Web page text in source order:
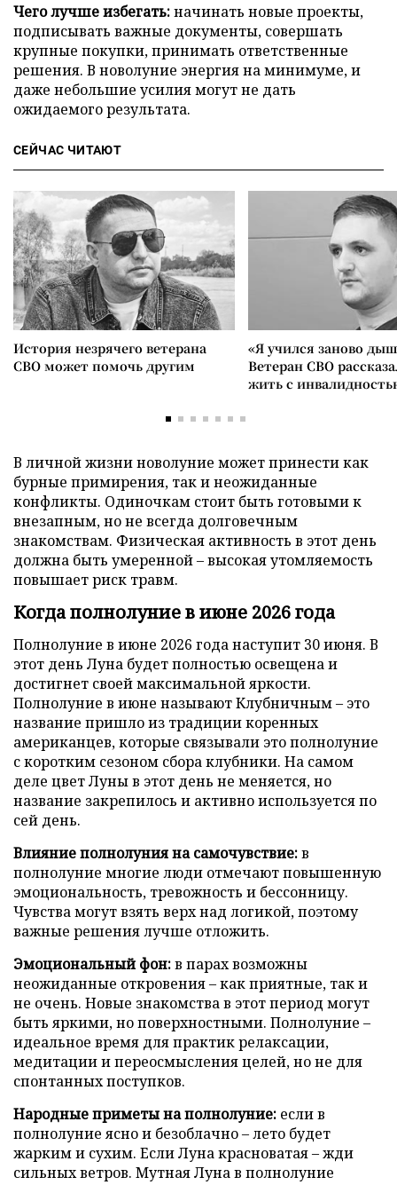
Чего лучше избегать:начинать новые проекты,
подписывать важные документы, совершать
крупные покупки, принимать ответственные
решения. В новолуние энергия на минимуме, и
даже небольшие усилия могут не дать
ожидаемого результата.
СЕЙЧАС ЧИТАЮТ
История незрячего ветерана
СВО может помочь другим
«Я учился заново
Ветеран СВО
жить с
В личной жизни новолуние может принести как
бурные примирения, так и неожиданные
конфликты. Одиночкам стоит быть готовыми к
внезапным, но не всегда долговечным
знакомствам. Физическая активность в этот день
должна быть умеренной – высокая утомляемость
повышает риск травм.
Когда полнолуние в июне 2026 года
Полнолуние в июне 2026 года наступит 30 июня. В
этот день Луна будет полностью освещена и
достигнет своей максимальной яркости.
Полнолуние в июне называют Клубничным – это
название пришло из традиции коренных
американцев, которые связывали это полнолуние
с коротким сезоном сбора клубники. На самом
деле цвет Луны в этот день не меняется, но
название закрепилось и активно используется по
сей день.
Влияние полнолуния на самочувствие:в
полнолуние многие люди отмечают повышенную
эмоциональность, тревожность и бессонницу.
Чувства могут взять верх над логикой, поэтому
важные решения лучше отложить.
Эмоциональный фон:в парах возможны
неожиданные откровения – как приятные, так и
не очень. Новые знакомства в этот период могут
быть яркими, но поверхностными. Полнолуние –
идеальное время для практик релаксации,
медитации и переосмысления целей, но не для
спонтанных поступков.
Народные приметы на полнолуние: если в
полнолуние ясно и безоблачно – лето будет
жарким и сухим. Если Луна красноватая – жди
сильных ветров. Мутная Луна в полнолуние